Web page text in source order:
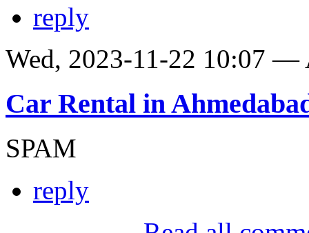
reply
Wed, 2023-11-22 10:07 —
Car Rental in
SPAM
reply